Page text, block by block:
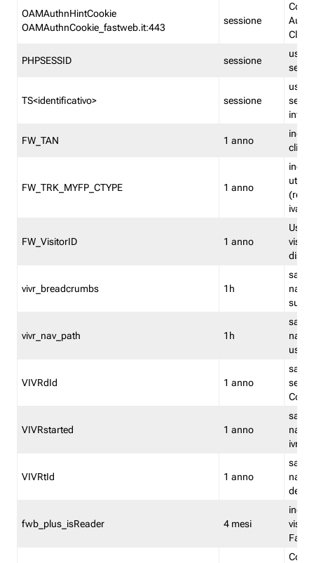
OAMAuthnHintCookie
OAMAuthnCookie_fastweb.it:443
sessione
PHPSESSID sessione
TS<identificativo> sessione
FW_TAN 1 anno
FW_TRK_MYFP_CTYPE 1 anno
iva/
FW_VisitorID 1 anno
vivr_breadcrumbs 1h
salva
su
vivr_nav_path 1h
salva
VIVRdId 1 anno
salva
Convy
VIVRstarted 1 anno
salva
ivr
VIVRtId 1 anno
salva
del
fwb_plus_isReader 4 mesi